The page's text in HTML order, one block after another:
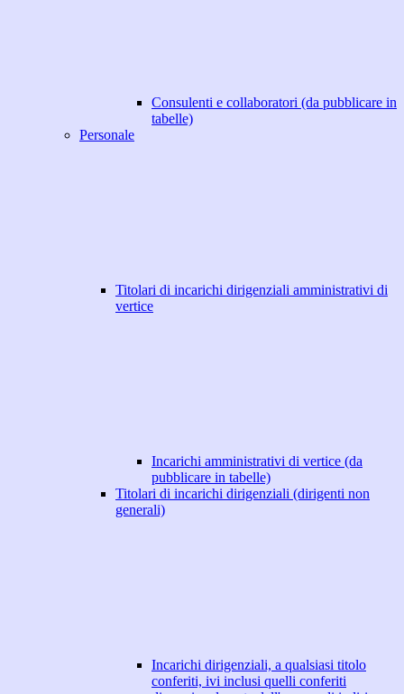
Consulenti e collaboratori (da pubblicare in
tabelle)
Personale
Titolari di incarichi dirigenziali amministrativi di
vertice
Incarichi amministrativi di vertice (da
pubblicare in tabelle)
Titolari di incarichi dirigenziali (dirigenti non
generali)
Incarichi dirigenziali, a qualsiasi titolo
conferiti, ivi inclusi quelli conferiti